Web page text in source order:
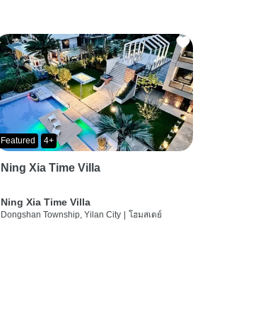
Featured 4+
Ning Xia Time Villa
Ning Xia Time Villa
Dongshan Township, Yilan City | โฮมสเตย์